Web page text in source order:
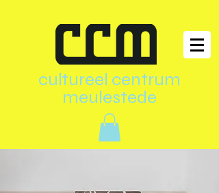
cultureel centrum
meulestede